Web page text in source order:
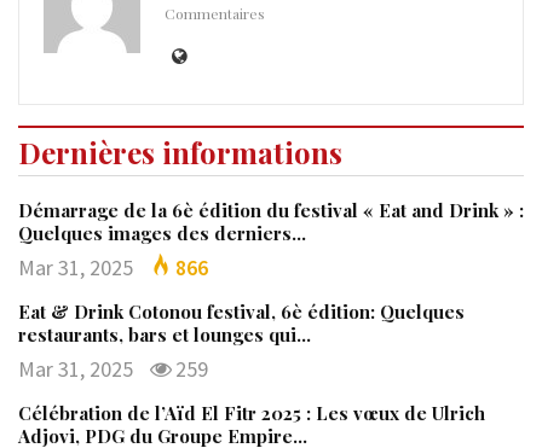
Commentaires
Dernières informations
Démarrage de la 6è édition du festival « Eat and Drink » :
Quelques images des derniers…
Mar 31, 2025 866
Eat & Drink Cotonou festival, 6è édition: Quelques
restaurants, bars et lounges qui…
Mar 31, 2025 259
Célébration de l’Aïd El Fitr 2025 : Les vœux de Ulrich
Adjovi, PDG du Groupe Empire…